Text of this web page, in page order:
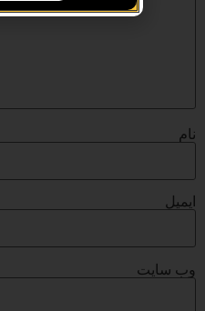
نام
ایمیل
وب‌ سایت